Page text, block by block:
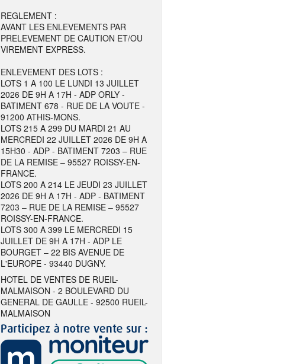
REGLEMENT :
AVANT LES ENLEVEMENTS PAR
PRELEVEMENT DE CAUTION ET/OU
VIREMENT EXPRESS.
ENLEVEMENT DES LOTS :
LOTS 1 A 100 LE LUNDI 13 JUILLET
2026 DE 9H A 17H - ADP ORLY -
BATIMENT 678 - RUE DE LA VOUTE -
91200 ATHIS-MONS.
LOTS 215 A 299 DU MARDI 21 AU
MERCREDI 22 JUILLET 2026 DE 9H A
15H30 - ADP - BATIMENT 7203 – RUE
DE LA REMISE – 95527 ROISSY-EN-
FRANCE.
LOTS 200 A 214 LE JEUDI 23 JUILLET
2026 DE 9H A 17H - ADP - BATIMENT
7203 – RUE DE LA REMISE – 95527
ROISSY-EN-FRANCE.
LOTS 300 A 399 LE MERCREDI 15
JUILLET DE 9H A 17H - ADP LE
BOURGET – 22 BIS AVENUE DE
L'EUROPE - 93440 DUGNY.
HOTEL DE VENTES DE RUEIL-
MALMAISON - 2 BOULEVARD DU
GENERAL DE GAULLE - 92500 RUEIL-
MALMAISON